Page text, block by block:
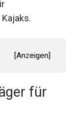
[Anzeigen]
für